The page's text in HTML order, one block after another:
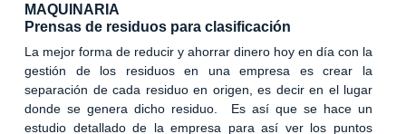
MAQUINARIA
Prensas de residuos para clasificación
La mejor forma de reducir y ahorrar dinero hoy en día con la
gestión de los residuos en una empresa es crear la
separación de cada residuo en origen, es decir en el lugar
donde se genera dicho residuo. Es así que se hace un
estudio detallado de la empresa para así ver los puntos